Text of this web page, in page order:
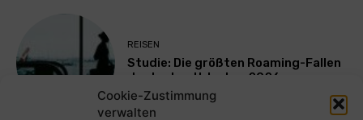
Cookie-Zustimmung
verwalten
REISEN
Studie: Die größten Roaming-Fallen
deutscher Urlauber 2026